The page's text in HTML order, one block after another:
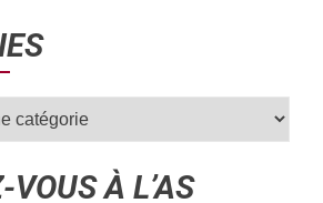
À L’AS